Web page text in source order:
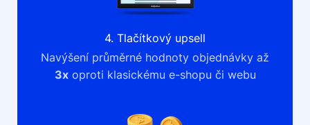
4. Tlačítkový upsell
Navýšení průměrné hodnoty objednávky až
3xoproti klasickému e-shopu či webu